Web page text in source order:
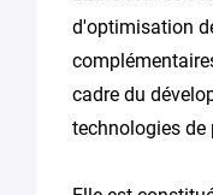
d'optimisation
cadre du
technologies de